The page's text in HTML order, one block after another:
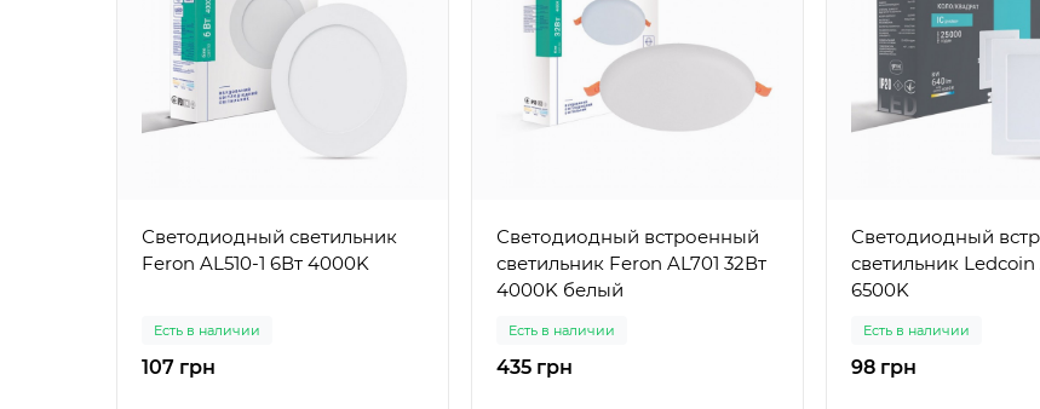
Светодиодный светильник
Feron AL510-1 6Вт 4000K
Есть в наличии
107 грн
Светодиодный встроенный
светильник Feron AL701 32Вт
4000K белый
Есть в наличии
435 грн
Светодиодный
светильник Ledcoin
6500K
Есть в наличии
98 грн